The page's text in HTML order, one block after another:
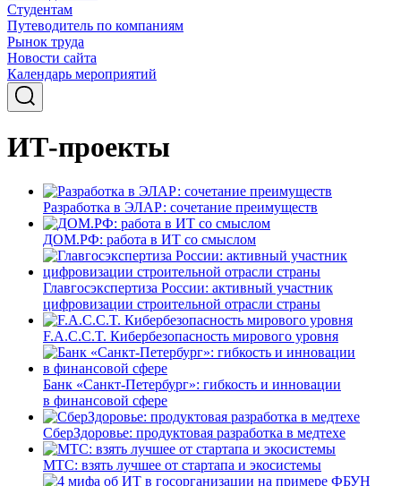
Студентам
Путеводитель по компаниям
Рынок труда
Новости сайта
Календарь мероприятий
ИТ-проекты
Разработка в ЭЛАР: сочетание преимуществ
ДОМ.РФ: работа в ИТ со смыслом
Главгосэкспертиза России: активный участник
цифровизации строительной отрасли страны
F.A.C.C.T. Кибербезопасность мирового уровня
Банк «Санкт-Петербург»: гибкость и инновации
в финансовой сфере
СберЗдоровье: продуктовая разработка в медтехе
МТС: взять лучшее от стартапа и экосистемы